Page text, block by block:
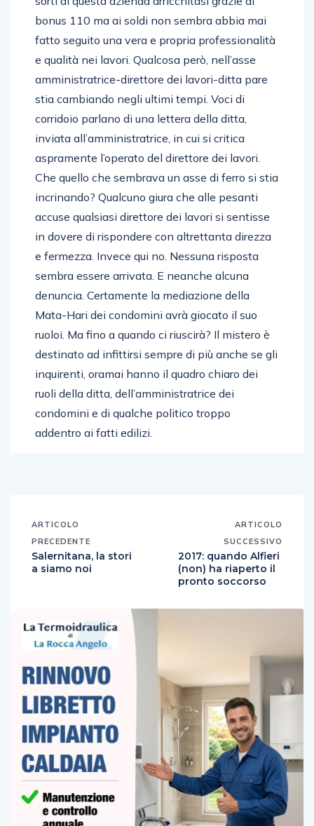
bonus 110 ma ai soldi non sembra abbia mai
fatto seguito una vera e propria professionalità
e qualità nei lavori. Qualcosa però, nell’asse
amministratrice-direttore dei lavori-ditta pare
stia cambiando negli ultimi tempi. Voci di
corridoio parlano di una lettera della ditta,
inviata all’amministratrice, in cui si critica
aspramente l’operato del direttore dei lavori.
Che quello che sembrava un asse di ferro si stia
incrinando? Qualcuno giura che alle pesanti
accuse qualsiasi direttore dei lavori si sentisse
in dovere di rispondere con altrettanta direzza
e fermezza. Invece qui no. Nessuna risposta
sembra essere arrivata. E neanche alcuna
denuncia. Certamente la mediazione della
Mata-Hari dei condomini avrà giocato il suo
ruoloi. Ma fino a quando ci riuscirà? Il mistero è
destinato ad infittirsi sempre di più anche se gli
inquirenti, oramai hanno il quadro chiaro dei
ruoli della ditta, dell’amministratrice dei
condomini e di qualche politico troppo
addentro ai fatti edilizi.
ARTICOLO
PRECEDENTE
Salernitana, la stori
a siamo noi
ARTICOLO
SUCCESSIVO
2017: quando Alfieri
(non) ha riaperto il
pronto soccorso